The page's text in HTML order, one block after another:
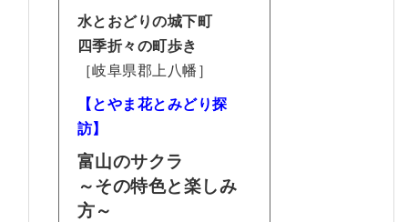
水とおどりの城下町
四季折々の町歩き
［岐阜県郡上八幡］
【とやま花とみどり探
訪】
富山のサクラ
～その特色と楽しみ
方～